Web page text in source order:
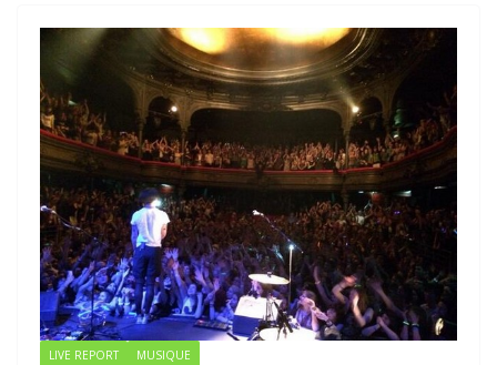
LIVE REPORT MUSIQUE